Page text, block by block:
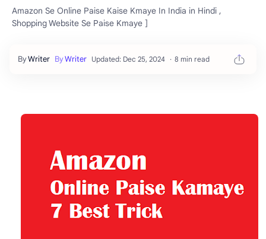
Amazon Se Online Paise Kaise Kmaye In India in Hindi ,
Shopping Website Se Paise Kmaye ]
8 min read